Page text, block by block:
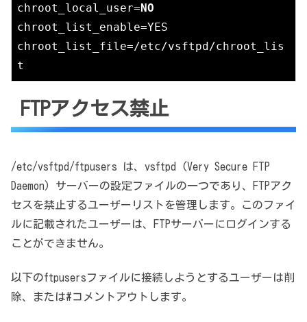
chroot_local_user=NO
chroot_list_enable=YES
chroot_list_file=/etc/vsftpd/chroot_lis
t
FTPアクセス禁止
/etc/vsftpd/ftpusers は、vsftpd (Very Secure FTP
Daemon) サーバーの設定ファイルの一つであり、FTPアク
セスを禁止するユーザーリストを管理します。このファイ
ルに記載されたユーザーは、FTPサーバーにログインする
ことができません。
以下のftpusersファイルに接続しようとするユーザーは削
除、または#コメントアウトします。